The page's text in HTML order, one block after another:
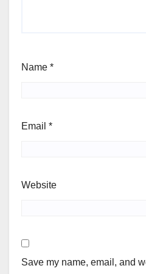
Name *
Email *
Website
Save my name, email, and